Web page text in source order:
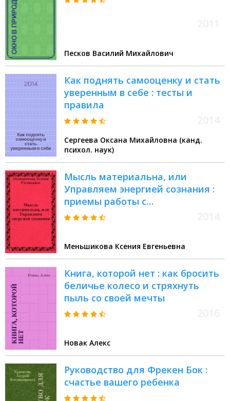
Песков Василий Михайлович
Как поднять самооценку и стать
уверенным в себе : тесты и
правила
Сергеева Оксана Михайловна (канд.
психол. наук)
Мысль материальна, или
Управляем энергией сознания :
приемы работы с
психоэнергетикой
Меньшикова Ксения Евгеньевна
Книга, которой нет : как бросить
беличье колесо и стряхнуть
пыль со своей мечты
Новак Алекс
Руководство для Фрекен Бок :
счастье вашего ребенка